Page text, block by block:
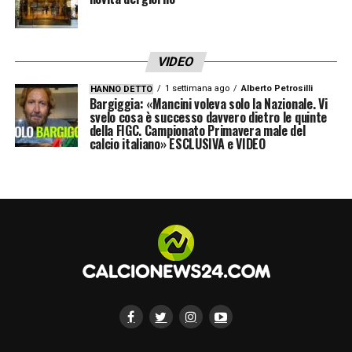
VIDEO
HANNO DETTO 1 settimana ago Alberto Petrosilli
Bargiggia: «Mancini voleva solo la Nazionale. Vi
svelo cosa è successo davvero dietro le quinte
della FIGC. Campionato Primavera male del
calcio italiano» ESCLUSIVA e VIDEO